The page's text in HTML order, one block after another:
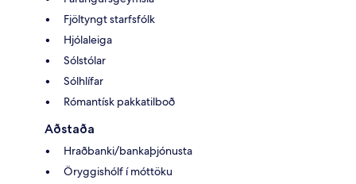
Fjöltyngt starfsfólk
Hjólaleiga
Sólstólar
Sólhlífar
Rómantísk pakkatilboð
Aðstaða
Hraðbanki/bankaþjónusta
Öryggishólf í móttöku